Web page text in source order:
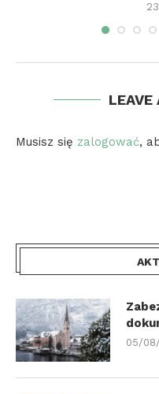
LEAVE
Musisz się zalogować,
05/